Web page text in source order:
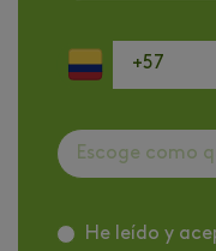
Escoge como
He leído y